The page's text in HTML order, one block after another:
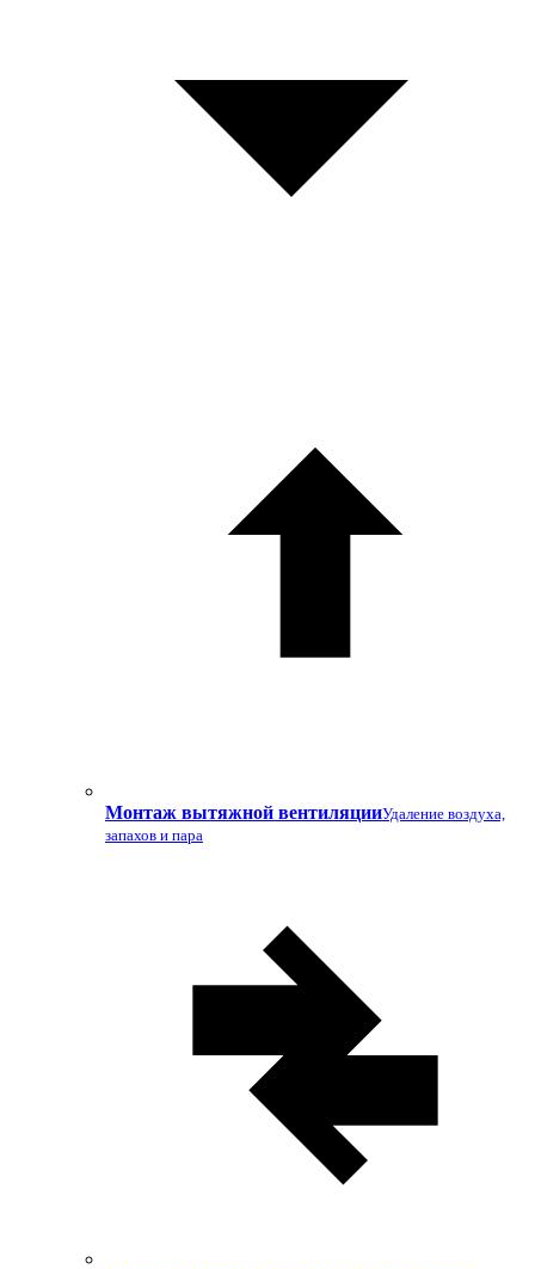
Монтаж вытяжной вентиляцииУдаление воздуха,
запахов и пара